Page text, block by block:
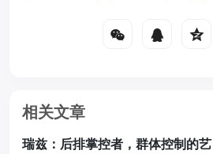
相关文章
瑞兹：后排掌控者，群体控制的艺